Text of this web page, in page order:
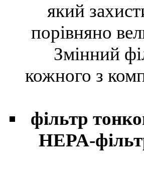
який
порівняно
Змінний
кожного з
фільтр
HEPA-